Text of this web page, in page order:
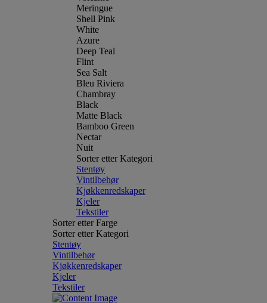
Meringue
Shell Pink
White
Azure
Deep Teal
Flint
Sea Salt
Bleu Riviera
Chambray
Black
Matte Black
Bamboo Green
Nectar
Nuit
Sorter etter Kategori
Stentøy
Vintilbehør
Kjøkkenredskaper
Kjeler
Tekstiler
Sorter etter Farge
Sorter etter Kategori
Stentøy
Vintilbehør
Kjøkkenredskaper
Kjeler
Tekstiler